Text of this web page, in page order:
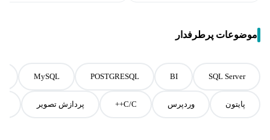
موضوعات پرطرفدار
SQL Server
BI
POSTGRESQL
MySQL
پایتون وردپرس C/C++ پردازش تصویر